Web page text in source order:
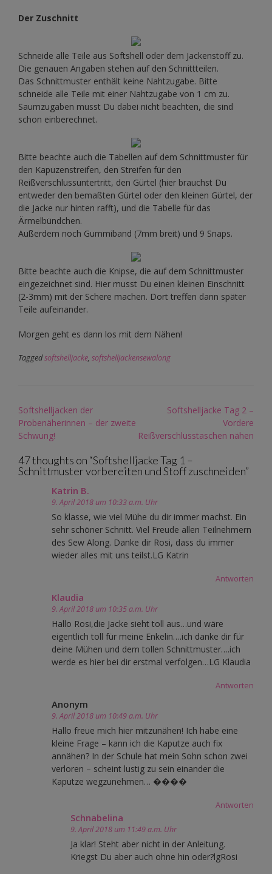
Der Zuschnitt
Schneide alle Teile aus Softshell oder dem Jackenstoff zu.
Die genauen Angaben stehen auf den Schnittteilen.
Das Schnittmuster enthält keine Nahtzugabe. Bitte
schneide alle Teile mit einer Nahtzugabe von 1 cm zu.
Saumzugaben musst Du dabei nicht beachten, die sind
schon einberechnet.
Bitte beachte auch die Tabellen auf dem Schnittmuster für
den Kapuzenstreifen, den Streifen für den
Reißverschlussuntertritt, den Gürtel (hier brauchst Du
entweder den bemaßten Gürtel oder den kleinen Gürtel, der
die Jacke nur hinten rafft), und die Tabelle für das
Ärmelbündchen.
Außerdem noch Gummiband (7mm breit) und 9 Snaps.
Bitte beachte auch die Knipse, die auf dem Schnittmuster
eingezeichnet sind. Hier musst Du einen kleinen Einschnitt
(2-3mm) mit der Schere machen. Dort treffen dann später
Teile aufeinander.
Morgen geht es dann los mit dem Nähen!
Taggedsoftshelljacke, softshelljackensewalong
Post
navigation
Softshelljacken der
Probenäherinnen – der zweite
Schwung!
Softshelljacke Tag 2 –
Vordere
Reißverschlusstaschen nähen
47 thoughts on “Softshelljacke Tag 1 –
Schnittmuster vorbereiten und Stoff zuschneiden”
Katrin B.
9. April 2018 um 10:33 a.m. Uhr
So klasse, wie viel Mühe du dir immer machst. Ein
sehr schöner Schnitt. Viel Freude allen Teilnehmern
des Sew Along. Danke dir Rosi, dass du immer
wieder alles mit uns teilst.LG Katrin
Antworten
Klaudia
9. April 2018 um 10:35 a.m. Uhr
Hallo Rosi,die Jacke sieht toll aus…und wäre
eigentlich toll für meine Enkelin….ich danke dir für
deine Mühen und dem tollen Schnittmuster….ich
werde es hier bei dir erstmal verfolgen…LG Klaudia
Antworten
Anonym
9. April 2018 um 10:49 a.m. Uhr
Hallo freue mich hier mitzunähen! Ich habe eine
kleine Frage – kann ich die Kaputze auch fix
annähen? In der Schule hat mein Sohn schon zwei
verloren – scheint lustig zu sein einander die
Kaputze wegzunehmen… ����
Antworten
Schnabelina
9. April 2018 um 11:49 a.m. Uhr
Ja klar! Steht aber nicht in der Anleitung.
Kriegst Du aber auch ohne hin oder?lgRosi